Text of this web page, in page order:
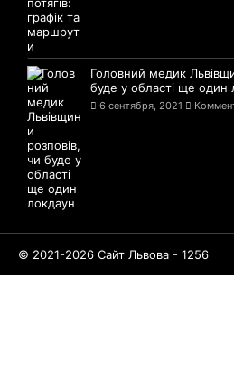
Головний медик
буде у області ще один
6 сентября, 2021
© 2021-2026 Сайт Львова - 1256